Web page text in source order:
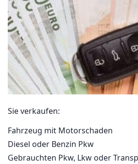
Sie verkaufen:
Fahrzeug mit Motorschaden
Diesel oder Benzin Pkw
Gebrauchten Pkw, Lkw oder